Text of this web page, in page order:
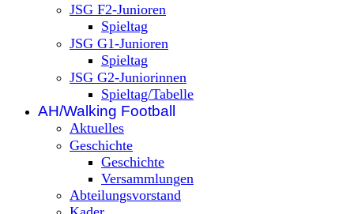
JSG F2-Junioren
Spieltag
JSG G1-Junioren
Spieltag
JSG G2-Juniorinnen
Spieltag/Tabelle
AH/Walking Football
Aktuelles
Geschichte
Geschichte
Versammlungen
Abteilungsvorstand